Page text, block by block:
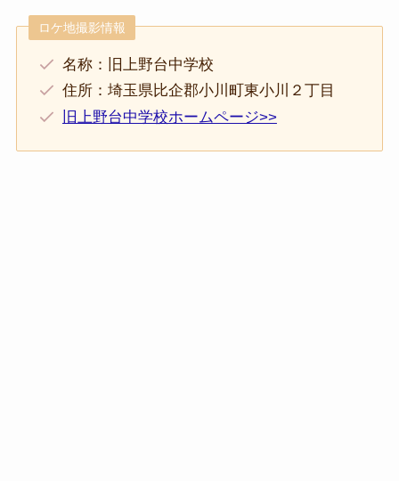
ロケ地撮影情報
名称：旧上野台中学校
住所：埼玉県比企郡小川町東小川２丁目
旧上野台中学校ホームページ>>